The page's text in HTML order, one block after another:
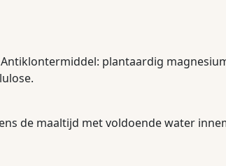
plantaardig
de maaltijd met voldoende water